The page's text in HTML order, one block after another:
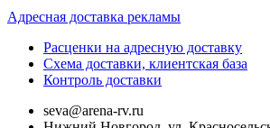
Адресная доставка рекламы
Расценки на адресную доставку
Схема доставки, клиентская база
Контроль доставки
seva@arena-rv.ru